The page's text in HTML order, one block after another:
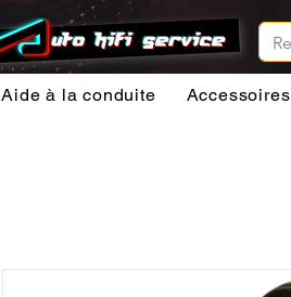
Aide à la conduite Accessoires